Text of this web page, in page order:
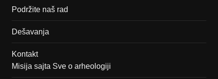
Podržite naš rad
Dešavanja
Kontakt
Misija sajta Sve o arheologiji